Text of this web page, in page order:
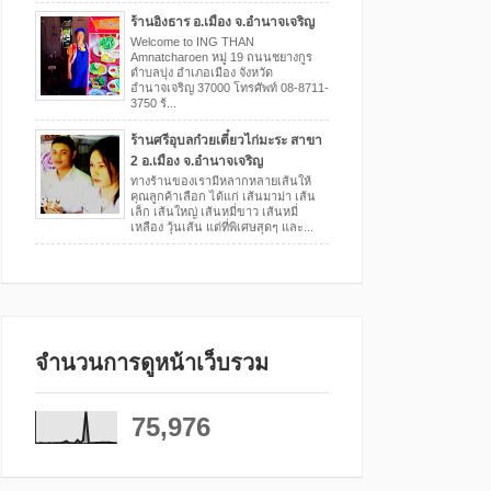
ร้านอิงธาร อ.เมือง จ.อำนาจเจริญ
Welcome to ING THAN
Amnatcharoen หมู่ 19 ถนนชยางกูร
ตำบลบุ่ง อำเภอเมือง จังหวัด
อำนาจเจริญ 37000 โทรศัพท์ 08-8711-
3750 ร้...
ร้านศรีอุบลก๋วยเตี๋ยวไก่มะระ สาขา
2 อ.เมือง จ.อำนาจเจริญ
ทางร้านของเรามีหลากหลายเส้นให้
คุณลูกค้าเลือก ได้แก่ เส้นมาม่า เส้น
เล็ก เส้นใหญ่ เส้นหมี่ขาว เส้นหมี่
เหลือง วุ้นเส้น แต่ที่พิเศษสุดๆ และ...
จำนวนการดูหน้าเว็บรวม
75,976